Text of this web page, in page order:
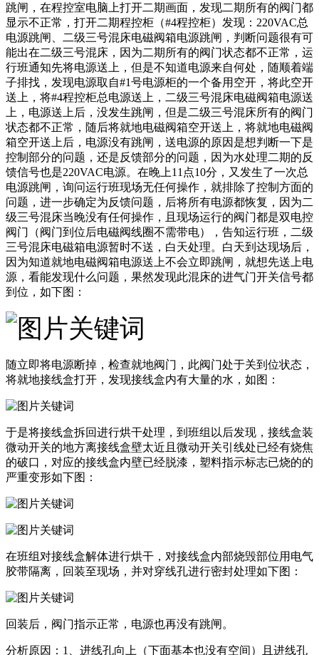
跳闸，在程控室电脑上打开二期画面，发现二期所有的阀门都
显示不正常，打开二期程控柜（#4程控柜）发现：220VAC总
电源跳闸、二级三号混床电磁阀箱电源跳闸，判断问题很有可
能出在二级三号混床，因为二期所有的阀门状态都不正常，运
行班通知先将电源送上，但是不知道电源来自何处，随顺着端
子排找，发现电源取自#1号电源柜的一个备用空开，将此空开
送上，将#4程控柜总电源送上，二级三号混床电磁阀箱电源送
上，电源送上后，没发生跳闸，但是二级三号混床所有的阀门
状态都不正常，随后将就地电磁阀箱空开送上，将就地电磁阀
箱空开送上后，电源没有跳闸，送电源的原因是想判断一下是
控制部分的问题，还是反馈部分的问题，因为水处理二期的反
馈信号也是220VAC电源。在晚上11点10分，又发生了一次总
电源跳闸，询问运行班现场无任何操作，就排除了控制方面的
问题，进一步确定为反馈问题，后将所有电源都恢复，因为二
级三号混床当晚没有任何操作，且现场运行的阀门都是双电控
阀门（阀门到位后电磁阀线圈不需带电），告知运行班，二级
三号混床电磁箱电源暂时不送，白天处理。白天到达现场后，
因为知道就地电磁阀箱电源送上不会立即跳闸，就想先送上电
源，看能发现什么问题，果然发现此混床的进气门开关信号都
到位，如下图：
随立即将电源断掉，检查就地阀门，此阀门处于关到位状态，
将就地接线盒打开，发现接线盒内有大量的水，如图：
于是将接线盒拆回进行烘干处理，到班组以后发现，接线盒装
微动开关的地方离接线盒壁太近且微动开关引线处已经有烧焦
的破口，对应的接线盒内壁已经脱漆，塑料指示标志已烧的的
严重变形如下图：
在班组对接线盒解体进行烘干，对接线盒内部烧毁部位用电气
胶带隔离，回装至现场，并对穿线孔进行密封处理如下图：
回装后，阀门指示正常，电源也再没有跳闸。
分析原因：1、进线孔向上（下面基本也没有空间）且进线孔